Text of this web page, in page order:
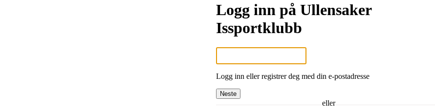
Logg inn på Ullensaker
Issportklubb
Logg inn eller registrer deg med din e-postadresse
Neste
eller